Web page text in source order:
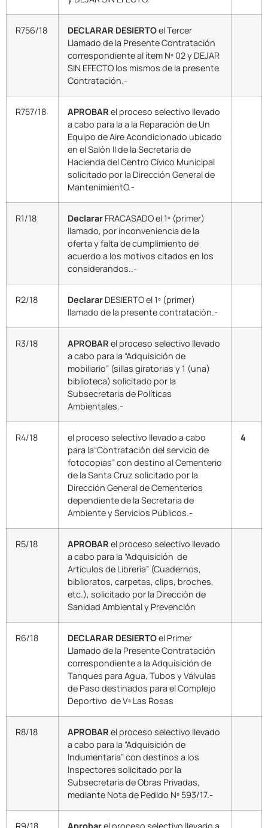
R756/18 DECLARAR DESIERTOel Tercer
Llamado de la Presente Contratación
correspondiente al ítem Nº 02 y DEJAR
SIN EFECTO los mismos de la presente
Contratación.-
R757/18 APROBAR el proceso selectivo llevado
a cabo para la a la Reparación de Un
Equipo de Aire Acondicionado ubicado
en el Salón II de la Secretaría de
Hacienda del Centro Cívico Municipal
solicitado por la Dirección General de
MantenimientO.-
R1/18 Declarar FRACASADO el 1º (primer)
llamado, por inconveniencia de la
oferta y falta de cumplimiento de
acuerdo a los motivos citados en los
considerandos..-
R2/18 Declarar DESIERTO el 1º (primer)
llamado de la presente contratación.-
R3/18 APROBAR el proceso selectivo llevado
a cabo para la “Adquisición de
mobiliario” (sillas giratorias y 1 (una)
biblioteca) solicitado por la
Subsecretaria de Políticas
Ambientales.-
R4/18
el proceso selectivo llevado a cabo
para la“Contratación del servicio de
fotocopias” con destino al Cementerio
de la Santa Cruz solicitado por la
Dirección General de Cementerios
dependiente de la Secretaria de
Ambiente y Servicios Públicos.-
4
R5/18 APROBAR el proceso selectivo llevado
a cabo para la “Adquisición de
Artículos de Librería” (Cuadernos,
biblioratos, carpetas, clips, broches,
etc.), solicitado por la Dirección de
Sanidad Ambiental y Prevención
R6/18 DECLARAR DESIERTOel Primer
Llamado de la Presente Contratación
correspondiente a la Adquisición de
Tanques para Agua, Tubos y Válvulas
de Paso destinados para el Complejo
Deportivo de Vª Las Rosas
R8/18 APROBAR el proceso selectivo llevado
a cabo para la “Adquisición de
Indumentaria” con destinos a los
Inspectores solicitado por la
Subsecretaria de Obras Privadas,
mediante Nota de Pedido Nº 593/17.-